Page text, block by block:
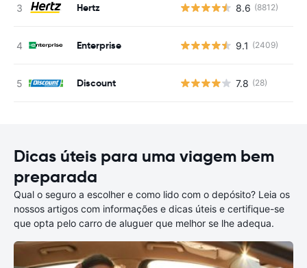
Hertz 8.6 (8812)
Enterprise 9.1 (2409)
Discount 7.8 (28)
Dicas úteis para uma viagem bem
preparada
Qual o seguro a escolher e como lido com o depósito? Leia os
nossos artigos com informações e dicas úteis e certifique-se
que opta pelo carro de aluguer que melhor se lhe adequa.